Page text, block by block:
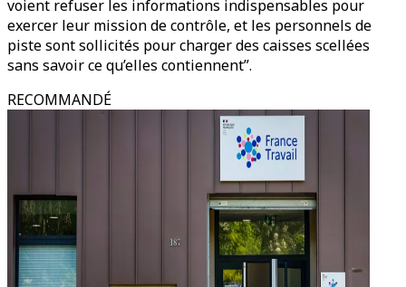
voient refuser les informations indispensables pour
exercer leur mission de contrôle, et les personnels de
piste sont sollicités pour charger des caisses scellées
sans savoir ce qu’elles contiennent”.
RECOMMANDÉ